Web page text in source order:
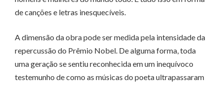
de canções e letras inesquecíveis.
A dimensão da obra pode ser medida pela intensidade da
repercussão do Prêmio Nobel. De alguma forma, toda
uma geração se sentiu reconhecida em um inequívoco
testemunho de como as músicas do poeta ultrapassaram